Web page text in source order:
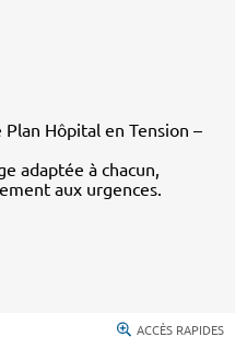
Hôpital en Tension –
adaptée à chacun,
aux urgences.
ACCÈS RAPIDES